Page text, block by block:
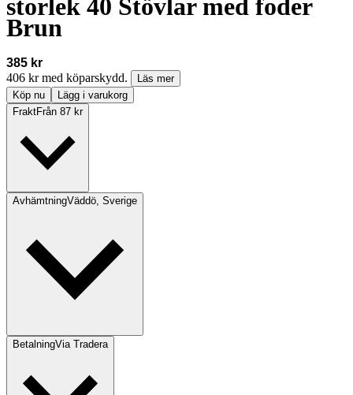
storlek 40 Stövlar med foder
Brun
385 kr
406 kr med köparskydd.
Läs mer
Köp nu
Lägg i varukorg
FraktFrån 87 kr
AvhämtningVäddö, Sverige
BetalningVia Tradera